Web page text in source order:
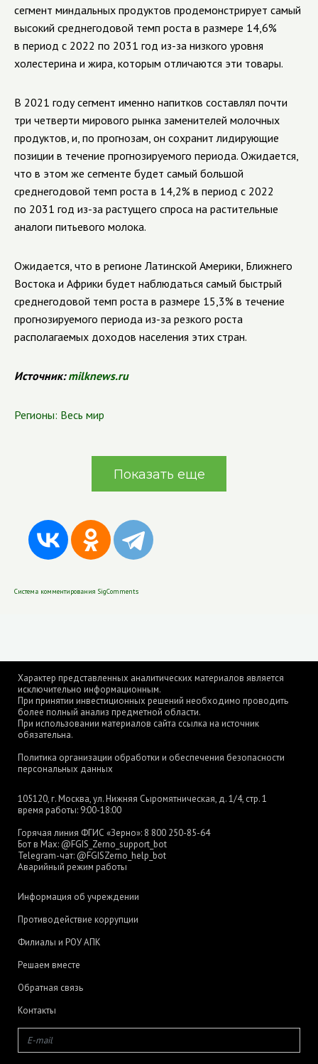
сегмент миндальных продуктов продемонстрирует самый
высокий среднегодовой темп роста в размере 14,6%
в период с 2022 по 2031 год из-за низкого уровня
холестерина и жира, которым отличаются эти товары.
В 2021 году сегмент именно напитков составлял почти
три четверти мирового рынка заменителей молочных
продуктов, и, по прогнозам, он сохранит лидирующие
позиции в течение прогнозируемого периода. Ожидается,
что в этом же сегменте будет самый большой
среднегодовой темп роста в 14,2% в период с 2022
по 2031 год из-за растущего спроса на растительные
аналоги питьевого молока.
Ожидается, что в регионе Латинской Америки, Ближнего
Востока и Африки будет наблюдаться самый быстрый
среднегодовой темп роста в размере 15,3% в течение
прогнозируемого периода из-за резкого роста
располагаемых доходов населения этих стран.
Источник:milknews.ru
Регионы: Весь мир
Показать еще
Система комментирования SigComments
Характер представленных аналитических материалов является
исключительно информационным.
При принятии инвестиционных решений необходимо проводить
более полный анализ предметной области.
При использовании материалов сайта ссылка на источник
обязательна.
Политика организации обработки и обеспечения безопасности
персональных данных
105120, г. Москва, ул. Нижняя Сыромятническая, д. 1/4, стр. 1
время работы: 9:00-18:00
Горячая линия ФГИС «Зерно»: 8 800 250-85-64
Бот в Max: @FGIS_Zerno_support_bot
Telegram-чат: @FGISZerno_help_bot
Аварийный режим работы
Информация об учреждении
Противодействие коррупции
Филиалы и РОУ АПК
Решаем вместе
Обратная связь
Контакты